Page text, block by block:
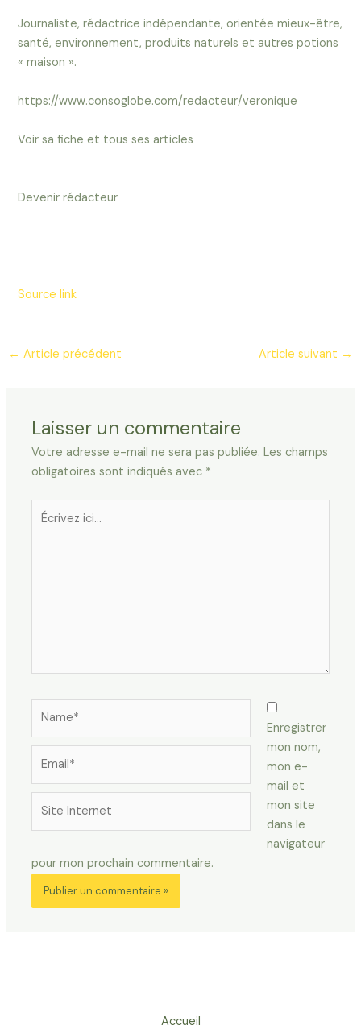
Journaliste, rédactrice indépendante, orientée mieux-être,
santé, environnement, produits naturels et autres potions
« maison ».
https://www.consoglobe.com/redacteur/veronique
Voir sa fiche et tous ses articles
Devenir rédacteur
Source link
← Article précédent Article suivant →
Laisser un commentaire
Votre adresse e-mail ne sera pas publiée. Les champs
obligatoires sont indiqués avec *
Écrivez
ici…
Enregistrer
mon nom,
mon e-
mail et
mon site
dans le
navigateur
pour mon prochain commentaire.
Accueil